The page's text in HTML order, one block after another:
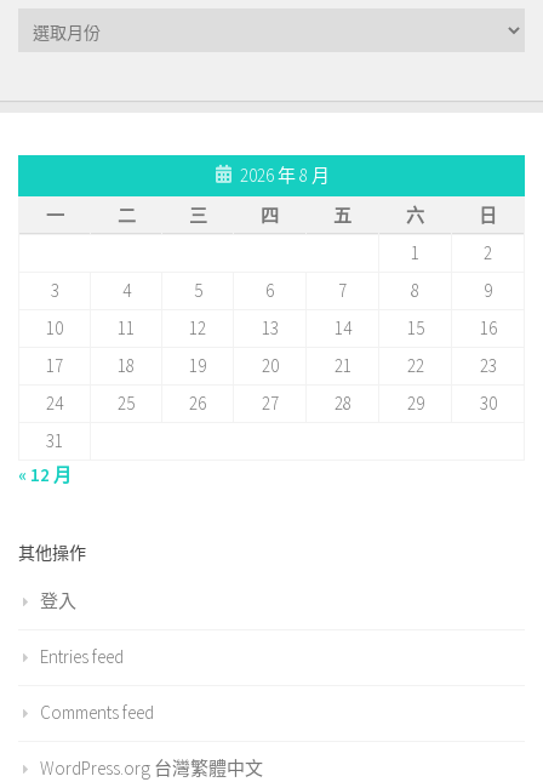
彙
2026 年 8 月
一
二 三 四 五 六
日
1
2
3
4 5 6 7 8
9
10
11 12 13 14 15
16
17
18 19 20 21 22
23
24
25 26 27 28 29
30
31
« 12 月
其他操作
登入
Entries feed
Comments feed
WordPress.org 台灣繁體中文